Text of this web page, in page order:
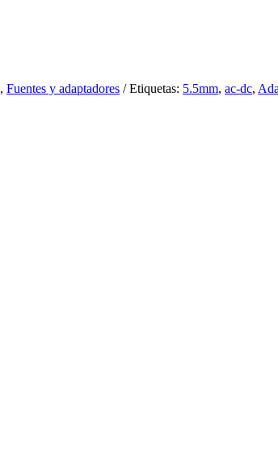
, Fuentes y adaptadores Etiquetas: 5.5mm, ac-dc,